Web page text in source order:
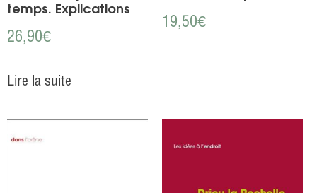
temps. Explications
26,90€
Lire la suite
19,50€